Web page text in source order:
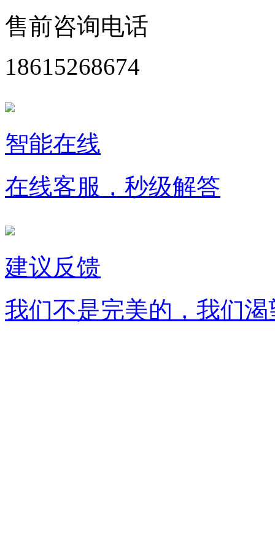
售前咨询电话
18615268674
智能在线
在线客服，秒级解答
建议反馈
我们不是完美的，我们